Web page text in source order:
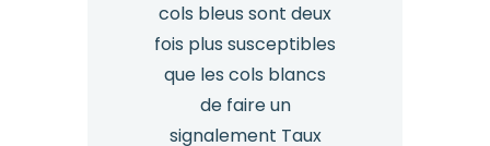
cols bleus sont deux
fois plus susceptibles
que les cols blancs
de faire un
signalement Taux